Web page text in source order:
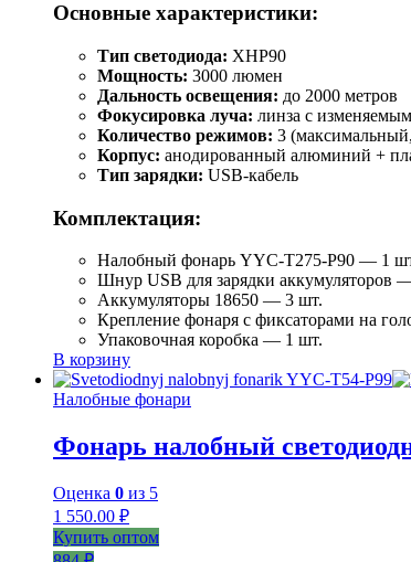
Основные характеристики:
Тип светодиода: XHP90
Мощность: 3000 люмен
Дальность освещения: до 2000 метров
Фокусировка луча: линза с
Количество режимов: 3
Корпус: анодированный алюминий +
Тип зарядки: USB-кабель
Комплектация:
Налобный фонарь YYC-T275-P90 — 1
Шнур USB для зарядки аккумуляторов
Аккумуляторы 18650 — 3 шт.
Крепление фонаря с фиксаторами на
Упаковочная коробка — 1 шт.
В корзину
Налобные фонари
Фонарь налобный
Оценка 0 из 5
1 550.00 ₽
Купить оптом